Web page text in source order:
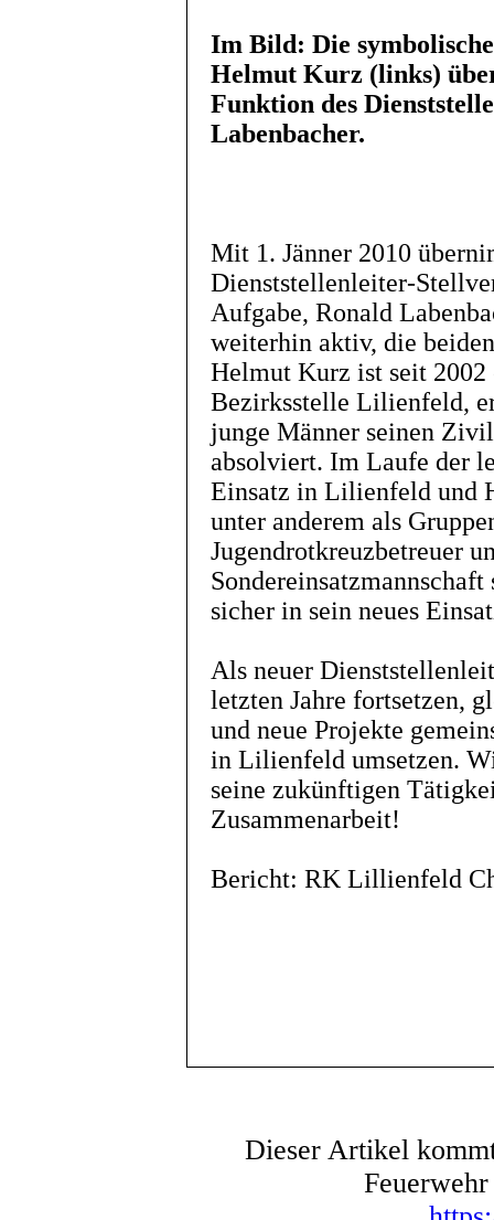
Im Bild: Die
Helmut Kurz (links)
Funktion des
Labenbacher.
Mit 1. Jänner 2010
Dienststellenleiter-
Aufgabe, Ronald
weiterhin aktiv, die
Helmut Kurz ist seit
Bezirksstelle Lilienfeld,
junge Männer seinen
absolviert. Im Laufe der
Einsatz in Lilienfeld und
unter anderem als
Jugendrotkreuzbetreuer
sicher in sein neues
Als neuer
letzten Jahre fortsetzen,
und neue Projekte
in Lilienfeld umsetzen.
seine zukünftigen
Zusammenarbeit!
Bericht: RK Lillienfeld
Dieser Artikel